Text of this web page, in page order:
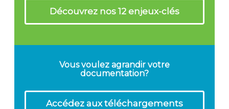
Découvrez nos 12 enjeux-clés
Vous voulez agrandir votre
documentation?
Accédez aux téléchargements